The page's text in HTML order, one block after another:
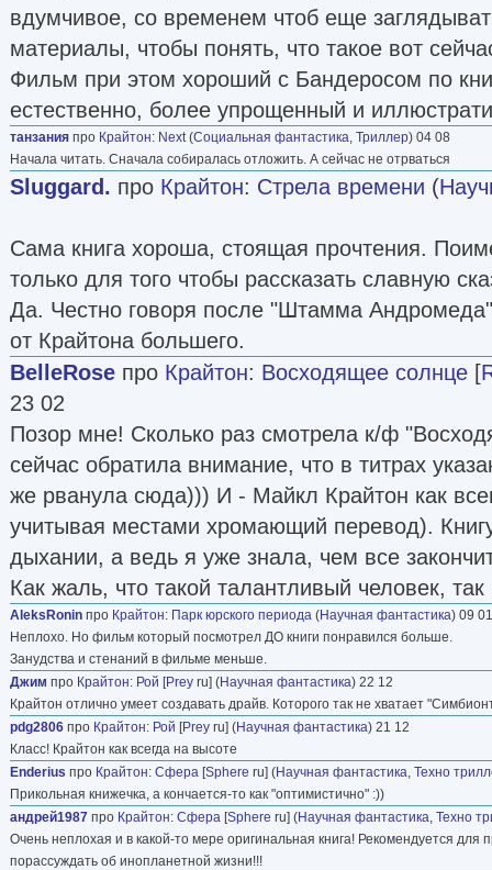
вдумчивое, со временем чтоб еще
материалы, чтобы понять, что такое вот
Фильм при этом хороший с Бандеросом по
естественно, более упрощенный и
танзания про Крайтон: Next(Социальная фантастика, Триллер) 04 08
Начала читать. Сначала собиралась отложить. А сейчас не отрваться
Sluggard. про Крайтон: Стрела времени (
Сама книга хороша, стоящая прочтения.
только для того чтобы рассказать славную
Да. Честно говоря после "Штамма
от Крайтона большего.
BelleRose про Крайтон: Восходящее солнце [
23 02
Позор мне! Сколько раз смотрела к/ф
сейчас обратила внимание, что в титрах
же рванула сюда))) И - Майкл Крайтон как
учитывая местами хромающий перевод).
дыхании, а ведь я уже знала, чем все
Как жаль, что такой талантливый человек,
AleksRonin про Крайтон: Парк юрского периода (Научная фантастика) 09 01
Неплохо. Но фильм который посмотрел ДО книги понравился больше.
Занудства и стенаний в фильме меньше.
Джим про Крайтон: Рой [Prey ru] (Научная фантастика) 22 12
Крайтон отлично умеет создавать драйв. Которого так не хватает
pdg2806 про Крайтон: Рой [Prey ru] (Научная фантастика) 21 12
Класс! Крайтон как всегда на высоте
Enderius про Крайтон: Сфера [Sphere ru] (Научная фантастика, Техно
Прикольная книжечка, а кончается-то как "оптимистично" :))
андрей1987 про Крайтон: Сфера [Sphere ru] (Научная фантастика, Техно
Очень неплохая и в какой-то мере оригинальная книга! Рекомендуется для
порассуждать об инопланетной жизни!!!